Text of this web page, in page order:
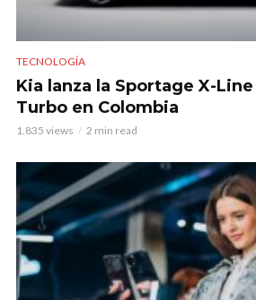
TECNOLOGÍA
Kia lanza la Sportage X-Line
Turbo en Colombia
1.835 views 2 min read